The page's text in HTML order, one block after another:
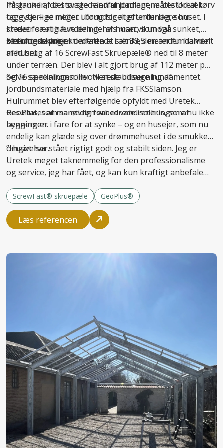
mistanken, da størstedelen af jordlagene bestod af tørv
og gytje – et meget uforudsigeligt underlag, som
kræver særlig fundering, hvis man vil undgå
sætningsskader.
På grund af det svage randfundament, måtte Uretek
tage særlige midler i brug for atefterfunderehuset. I
stedet for at hæve den del af huset, som var sunket,
besluttede projektlederen at sænke den anden halvdel
af huset.
Efterfunderingen omfattede i alt 39,5 meter fundament
med brug af 16 ScrewFast Skruepæle® ned til 8 meter
under terræn. Der blev i alt gjort brug af 112 meter pæl
og 16 specialkonsoller til atstabilisere fundamentet.
Selve sænkningen involverede udsugning af
jordbundsmateriale med hjælp fra FKSSlamson.
Hulrummet blev efterfølgende opfyldt med Uretek
GeoPlus, som samtidig forbedrede isoleringen af
bygningen.
Resultatet af manøvren var et vandret hus, som nu ikke
længere er i fare for at synke – og en husejer, som nu
endelig kan glæde sig over drømmehuset i de smukke
omgivelser.
”Huset har stået rigtigt godt og stabilt siden. Jeg er
Uretek meget taknemmelig for den professionalisme
og service, jeg har fået, og kan kun kraftigt anbefale
ScrewFast® skruepæle GeoPlus®
Læs referencen